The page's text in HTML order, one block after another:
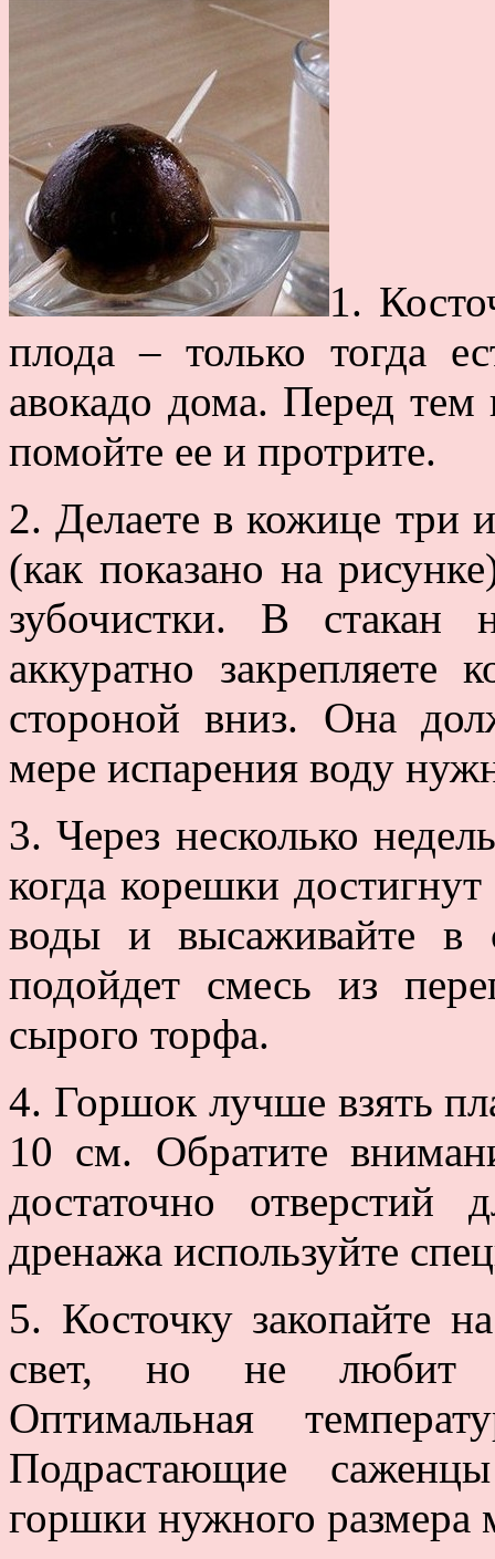
1.
плода – только тогда
авокадо дома. Перед тем
помойте ее и протрите.
2. Делаете в кожице три
(как показано на
зубочистки. В стакан
аккуратно закрепляете
стороной вниз. Она
мере испарения воду
3. Через несколько
когда корешки
воды и высаживайте в
подойдет смесь из
сырого торфа.
4. Горшок лучше взять
10 см. Обратите
достаточно
дренажа используйте
5. Косточку закопайте
свет, но не любит
Оптимальная
Подрастающие
горшки нужного размера